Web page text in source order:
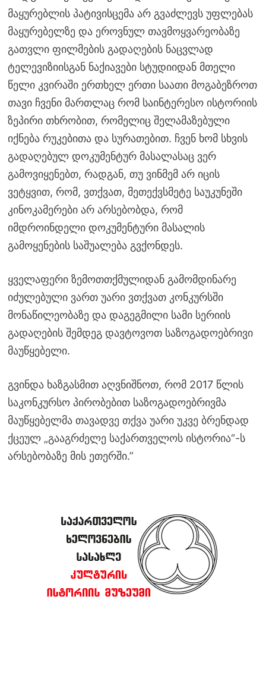
მაყურებლის პატივისცემა არ გვაძლევს უფლებას
მაყურებელზე და ეროვნულ თავმოყვარეობაზე
გათვლი ფილმების გადაღების ნაცვლად
ტელევიზიისგან ნაქიავები სტუდიიდან მთელი
წელი კვირაში ერთხელ ერთი საათი მოგაბეზროთ
თავი ჩვენი მართლაც რომ საინტერესო ისტორიის
ზეპირი თხრობით, რომელიც შელამაზებული
იქნება რუკებითა და სურათებით. ჩვენ ხომ სხვის
გადაღებულ დოკუმენტურ მასალასაც ვერ
გამოვიყენებთ, რადგან, თუ ვინმემ არ იცის
ვეტყვით, რომ, ვთქვათ, მეთექვსმეტე საუკუნეში
კინოკამერები არ არსებობდა, რომ
იმდროინდელი დოკუმენტური მასალის
გამოყენების საშუალება გვქონდეს.
ყველაფერი ზემოთთქმულიდან გამომდინარე
იძულებული ვართ უარი ვთქვათ კონკურსში
მონაწილეობაზე და დაგეგმილი სამი სერიის
გადაღების შემდეგ დავტოვოთ საზოგადოებრივი
მაუწყებელი.
გვინდა ხაზგასმით აღვნიშნოთ, რომ 2017 წლის
საკონკურსო პირობებით საზოგადოებრივმა
მაუწყებელმა თავადვე თქვა უარი უკვე ბრენდად
ქცეულ „გააგრძელე საქართველოს ისტორია“-ს
არსებობაზე მის ეთერში.”